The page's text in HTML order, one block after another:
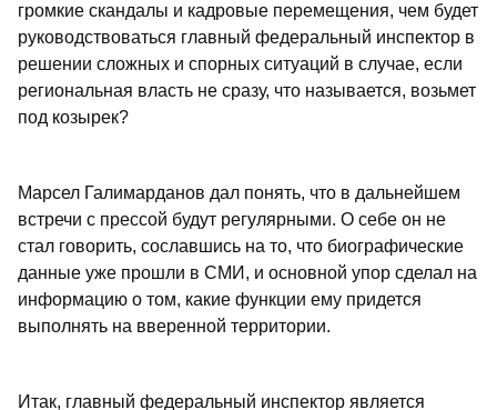
громкие скандалы и кадровые перемещения, чем будет
руководствоваться главный федеральный инспектор в
решении сложных и спорных ситуаций в случае, если
региональная власть не сразу, что называется, возьмет
под козырек?
Марсел Галимарданов дал понять, что в дальнейшем
встречи с прессой будут регулярными. О себе он не
стал говорить, сославшись на то, что биографические
данные уже прошли в СМИ, и основной упор сделал на
информацию о том, какие функции ему придется
выполнять на вверенной территории.
Итак, главный федеральный инспектор является